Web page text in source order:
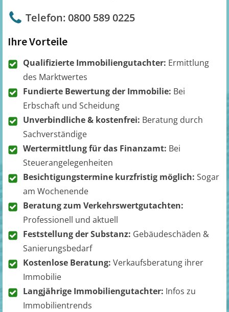
Telefon: 0800 589 0225
Ihre Vorteile
Qualifizierte Immobiliengutachter: Ermittlung
des Marktwertes
Fundierte Bewertung der Immobilie: Bei
Erbschaft und Scheidung
Unverbindliche & kostenfrei: Beratung durch
Sachverständige
Wertermittlung für das Finanzamt: Bei
Steuerangelegenheiten
Besichtigungstermine kurzfristig möglich: Sogar
am Wochenende
Beratung zum Verkehrswertgutachten:
Professionell und aktuell
Feststellung der Substanz: Gebäudeschäden &
Sanierungsbedarf
Kostenlose Beratung: Verkaufsberatung ihrer
Immobilie
Langjährige Immobiliengutachter: Infos zu
Immobilientrends